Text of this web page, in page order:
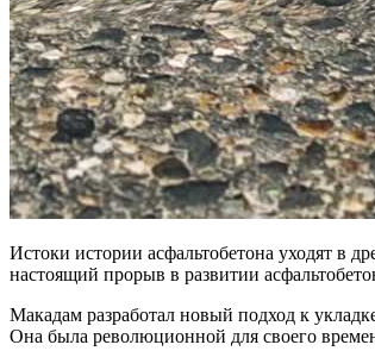
Истоки истории асфальтобетона уходят в
настоящий прорыв в развитии
Макадам разработал новый подход к
Она была революционной для своего